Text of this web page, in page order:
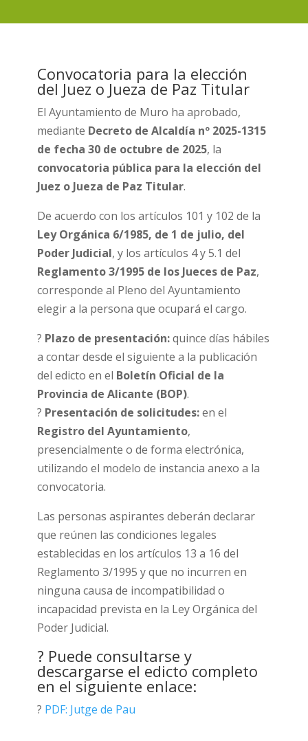
Convocatoria para la elección
del Juez o Jueza de Paz Titular
El Ayuntamiento de Muro ha aprobado,
mediante Decreto de Alcaldía nº 2025-1315
de fecha 30 de octubre de 2025, la
convocatoria pública para la elección del
Juez o Jueza de Paz Titular.
De acuerdo con los artículos 101 y 102 de la
Ley Orgánica 6/1985, de 1 de julio, del
Poder Judicial, y los artículos 4 y 5.1 del
Reglamento 3/1995 de los Jueces de Paz,
corresponde al Pleno del Ayuntamiento
elegir a la persona que ocupará el cargo.
?️ Plazo de presentación:quince días hábiles
a contar desde el siguiente a la publicación
del edicto en el Boletín Oficial de la
Provincia de Alicante (BOP).
? Presentación de solicitudes:en el
Registro del Ayuntamiento,
presencialmente o de forma electrónica,
utilizando el modelo de instancia anexo a la
convocatoria.
Las personas aspirantes deberán declarar
que reúnen las condiciones legales
establecidas en los artículos 13 a 16 del
Reglamento 3/1995 y que no incurren en
ninguna causa de incompatibilidad o
incapacidad prevista en la Ley Orgánica del
Poder Judicial.
? Puede consultarse y
descargarse el edicto completo
en el siguiente enlace:
? PDF: Jutge de Pau